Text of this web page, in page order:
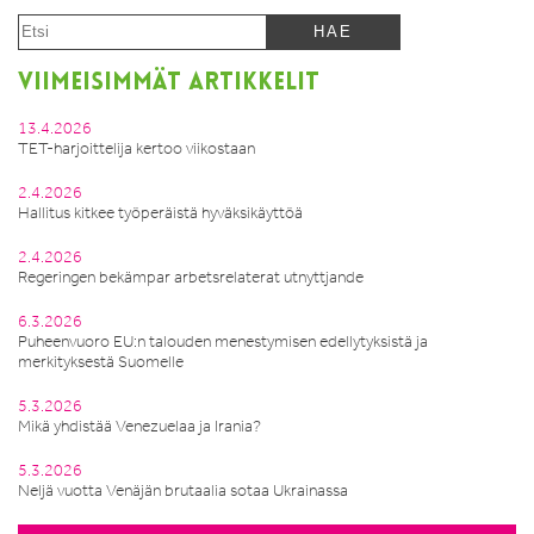
VIIMEISIMMÄT ARTIKKELIT
13.4.2026
TET-harjoittelija kertoo viikostaan
2.4.2026
Hallitus kitkee työperäistä hyväksikäyttöä
2.4.2026
Regeringen bekämpar arbetsrelaterat utnyttjande
6.3.2026
Puheenvuoro EU:n talouden menestymisen edellytyksistä ja
merkityksestä Suomelle
5.3.2026
Mikä yhdistää Venezuelaa ja Irania?
5.3.2026
Neljä vuotta Venäjän brutaalia sotaa Ukrainassa